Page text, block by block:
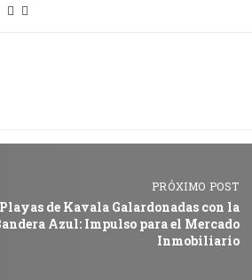
PRÓXIMO POST
de Kavala Galardonadas con la
Azul: Impulso para el Mercado
Inmobiliario